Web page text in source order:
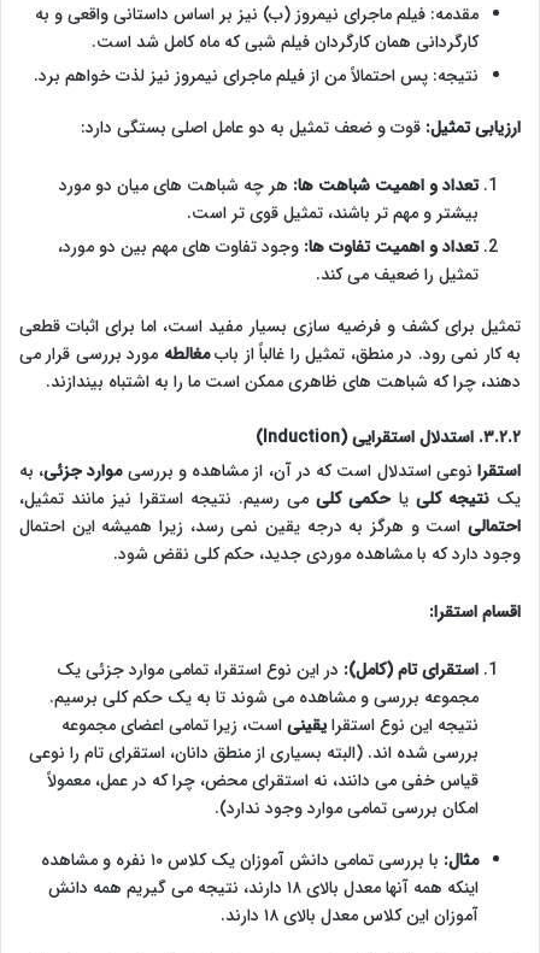
مقدمه: فیلم ماجرای نیمروز (ب) نیز بر اساس داستانی واقعی و به
کارگردانی همان کارگردان فیلم شبی که ماه کامل شد است.
نتیجه: پس احتمالاً من از فیلم ماجرای نیمروز نیز لذت خواهم برد.
ارزیابی تمثیل: قوت و ضعف تمثیل به دو عامل اصلی بستگی دارد:
تعداد و اهمیت شباهت ها: هر چه شباهت های میان دو مورد
بیشتر و مهم تر باشند، تمثیل قوی تر است.
تعداد و اهمیت تفاوت ها: وجود تفاوت های مهم بین دو مورد،
تمثیل را ضعیف می کند.
تمثیل برای کشف و فرضیه سازی بسیار مفید است، اما برای اثبات قطعی
به کار نمی رود. در منطق، تمثیل را غالباً از بابمغالطه مورد بررسی قرار می
دهند، چرا که شباهت های ظاهری ممکن است ما را به اشتباه بیندازند.
۳.۲.۲. استدلال استقرایی (Induction)
استقرانوعی استدلال است که در آن، از مشاهده و بررسیموارد جزئی، به
یکنتیجه کلی یا حکمی کلیمی رسیم. نتیجه استقرا نیز مانند تمثیل،
احتمالی است و هرگز به درجه یقین نمی رسد، زیرا همیشه این احتمال
وجود دارد که با مشاهده موردی جدید، حکم کلی نقض شود.
اقسام استقرا:
استقرای تام (کامل): در این نوع استقرا، تمامی موارد جزئی یک
مجموعه بررسی و مشاهده می شوند تا به یک حکم کلی برسیم.
نتیجه این نوع استقرایقینیاست، زیرا تمامی اعضای مجموعه
بررسی شده اند. (البته بسیاری از منطق دانان، استقرای تام را نوعی
قیاس خفی می دانند، نه استقرای محض، چرا که در عمل، معمولاً
امکان بررسی تمامی موارد وجود ندارد).
مثال:
با بررسی تمامی دانش آموزان یک کلاس ۱۰ نفره و مشاهده
اینکه همه آنها معدل بالای ۱۸ دارند، نتیجه می گیریم همه دانش
آموزان این کلاس معدل بالای ۱۸ دارند.